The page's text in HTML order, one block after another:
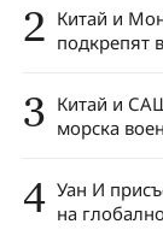
2 Китай и
подкрепят
3 Китай и
морска
4 Уан И
на